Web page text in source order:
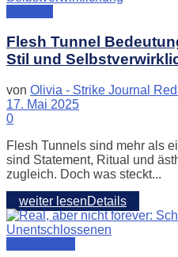
Flesh Tunnel
Stil und
von Olivia - Strike Journal
17. Mai 2025
0
Flesh Tunnels sind mehr als
sind Statement, Ritual und
zugleich. Doch was steckt...
weiter lesenDetails